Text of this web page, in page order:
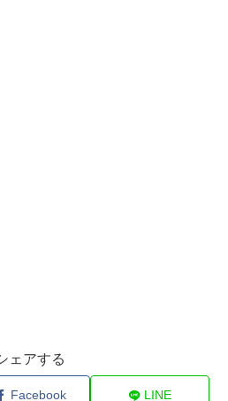
ェアする
Facebook LINE